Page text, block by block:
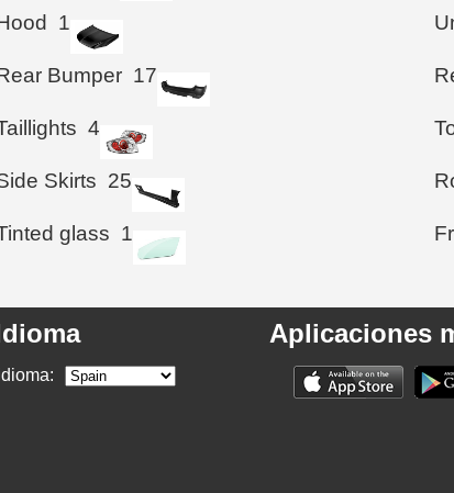
1
Bumper 17
4
Skirts 25
glass 1
Aplicaciones